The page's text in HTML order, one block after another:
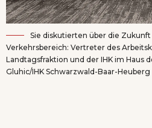
Sie diskutierten über die Zukunft
Verkehrsbereich: Vertreter des
Landtagsfraktion und der IHK im Haus
Gluhic/IHK Schwarzwald-Baar-Heuberg